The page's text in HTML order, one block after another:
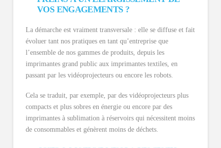
VOS ENGAGEMENTS ?
La démarche est vraiment transversale : elle se diffuse et fait
évoluer tant nos pratiques en tant qu’entreprise que
l’ensemble de nos gammes de produits, depuis les
imprimantes grand public aux imprimantes textiles, en
passant par les vidéoprojecteurs ou encore les robots.
Cela se traduit, par exemple, par des vidéoprojecteurs plus
compacts et plus sobres en énergie ou encore par des
imprimantes à sublimation à réservoirs qui nécessitent moins
de consommables et génèrent moins de déchets.